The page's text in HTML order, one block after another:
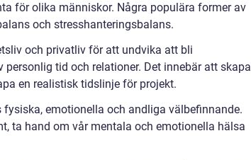
för olika människor. Några populära former av
och stresshanteringsbalans.
och privatliv för att undvika att bli
tid och relationer. Det innebär att skapa
en realistisk tidslinje för projekt.
emotionella och andliga välbefinnande.
ta hand om vår mentala och emotionella hälsa